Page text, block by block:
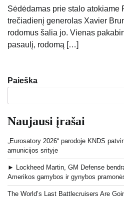
Sėdėdamas prie stalo atokiame
trečiadienį generolas Xavier
rodomus šalia jo. Vienas
pasaulį, rodomą […]
Paieška
Naujausi įrašai
„Eurosatory 2026“ parodoje KNDS
amunicijos srityje
► Lockheed Martin, GM Defense
Amerikos gamybos ir gynybos
The World’s Last Battlecruisers Are